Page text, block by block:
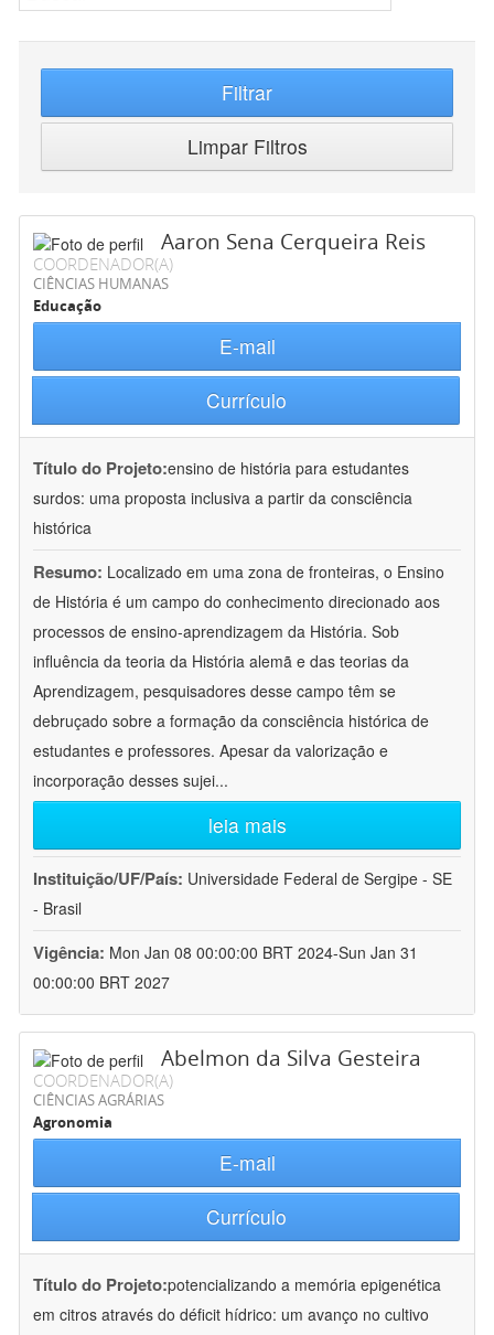
Filtrar
Limpar Filtros
Aaron Sena Cerqueira Reis
COORDENADOR(A)
CIÊNCIAS HUMANAS
Educação
E-mail
Currículo
Título do Projeto:ensino de história para estudantes
surdos: uma proposta inclusiva a partir da consciência
histórica
Resumo: Localizado em uma zona de fronteiras, o Ensino
de História é um campo do conhecimento direcionado aos
processos de ensino-aprendizagem da História. Sob
influência da teoria da História alemã e das teorias da
Aprendizagem, pesquisadores desse campo têm se
debruçado sobre a formação da consciência histórica de
estudantes e professores. Apesar da valorização e
incorporação desses sujei...
leia mais
Instituição/UF/País: Universidade Federal de Sergipe - SE
- Brasil
Vigência: Mon Jan 08 00:00:00 BRT 2024-Sun Jan 31
00:00:00 BRT 2027
Abelmon da Silva Gesteira
COORDENADOR(A)
CIÊNCIAS AGRÁRIAS
Agronomia
E-mail
Currículo
Título do Projeto:potencializando a memória epigenética
em citros através do déficit hídrico: um avanço no cultivo